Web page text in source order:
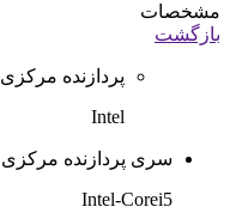
مشخصات
بازگشت
پردازنده مرکزی
Intel
سری پردازنده مرکزی
Intel-Corei5